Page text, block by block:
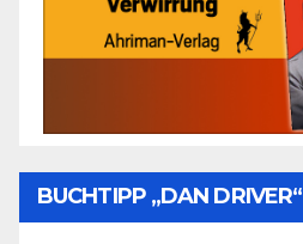
BUCHTIPP „DAN DRIVER“